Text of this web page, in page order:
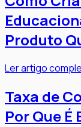
Produto
Ler artigo
Taxa de
Por Que